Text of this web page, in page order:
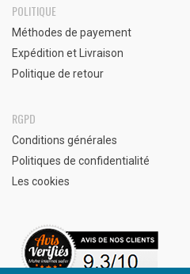
POLITIQUE
Méthodes de payement
Expédition et Livraison
Politique de retour
RGPD
Conditions générales
Politiques de confidentialité
Les cookies